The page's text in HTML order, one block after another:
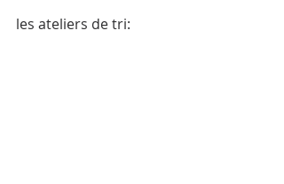
les ateliers de tri: